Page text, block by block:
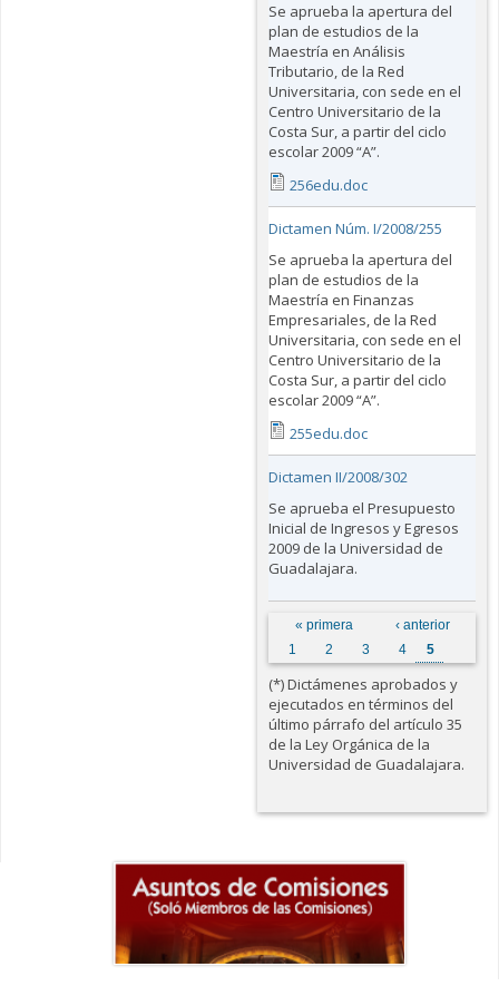
Se aprueba la apertura del
plan de estudios de la
Maestría en Análisis
Tributario, de la Red
Universitaria, con sede en el
Centro Universitario de la
Costa Sur, a partir del ciclo
escolar 2009 “A”.
256edu.doc
Dictamen Núm. I/2008/255
Se aprueba la apertura del
plan de estudios de la
Maestría en Finanzas
Empresariales, de la Red
Universitaria, con sede en el
Centro Universitario de la
Costa Sur, a partir del ciclo
escolar 2009 “A”.
255edu.doc
Dictamen II/2008/302
Se aprueba el Presupuesto
Inicial de Ingresos y Egresos
2009 de la Universidad de
Guadalajara.
Páginas
« primera
‹ anterior
1
2 3 4 5
(*) Dictámenes aprobados y
ejecutados en términos del
último párrafo del artículo 35
de la Ley Orgánica de la
Universidad de Guadalajara.